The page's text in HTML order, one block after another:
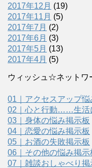
2017年12月 (19)
2017年11月 (5)
2017年7月 (2)
2017年6月 (3)
2017年5月 (13)
2017年4月 (5)
ウィッシュ☆ネットワ
01｜アクセスアップ悩
02｜心と行動……生活
03｜身体の悩み掲示板
04｜恋愛の悩み掲示板
05｜お酒の失敗掲示板
06｜その他の悩み掲示
07｜雑談おしゃべり掲